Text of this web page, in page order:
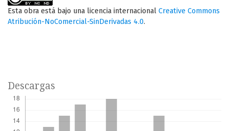
Esta obra está bajo una licencia internacional Creative Commons
Atribución-NoComercial-SinDerivadas 4.0.
Descargas